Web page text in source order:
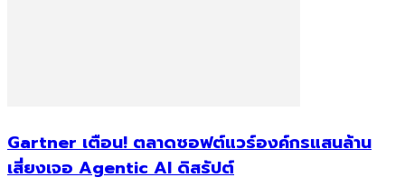
Gartner เตือน! ตลาดซอฟต์แวร์องค์กรแสนล้าน
เสี่ยงเจอ Agentic AI ดิสรัปต์